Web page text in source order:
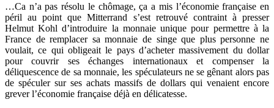
…Ca n’a pas résolu le chômage, ça a mis l’économie française en
péril au point que Mitterrand s’est retrouvé contraint à presser
Helmut Kohl d’introduire la monnaie unique pour permettre à la
France de remplacer sa monnaie de singe que plus personne ne
voulait, ce qui obligeait le pays d’acheter massivement du dollar
pour couvrir ses échanges internationaux et compenser la
déliquescence de sa monnaie, les spéculateurs ne se gênant alors pas
de spéculer sur ses achats massifs de dollars qui venaient encore
grever l’économie française déjà en délicatesse.